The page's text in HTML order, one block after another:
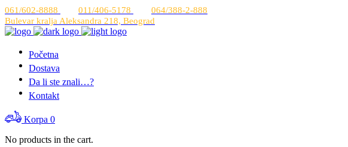
061/602-8888 011/406-5178
064/388-2-888
Bulevar kralja Aleksandra 218, Beograd
Početna
Dostava
Da li ste znali…?
Kontakt
Korpa 0
No products in the cart.